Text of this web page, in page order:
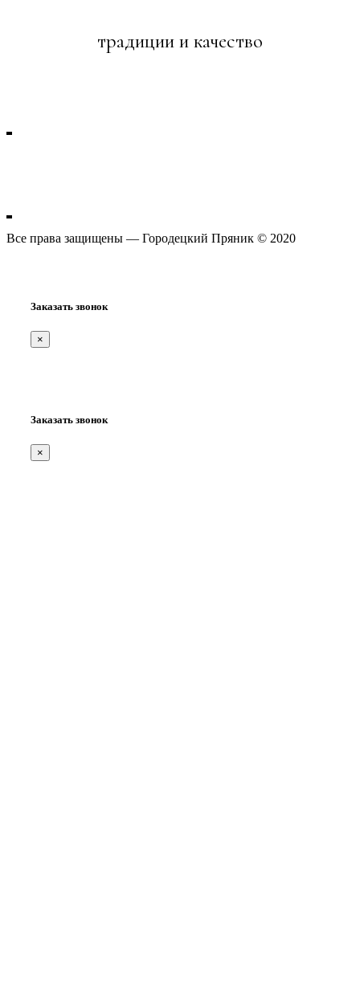
традиции и качество
Все права защищены — Городецкий Пряник © 2020
Заказать звонок
×
Заказать звонок
×